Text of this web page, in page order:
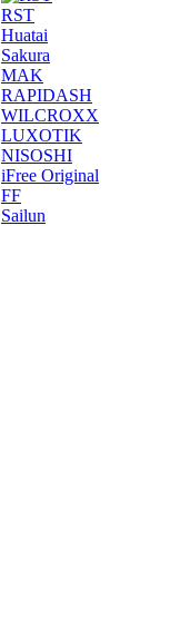
RST
Huatai
Sakura
MAK
RAPIDASH
WILCROXX
LUXOTIK
NISOSHI
iFree Original
FF
Sailun